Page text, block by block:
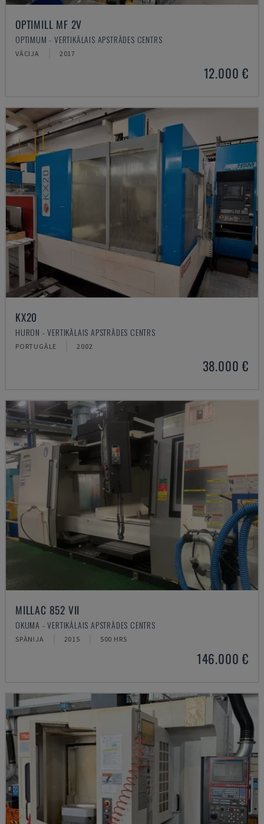
OPTIMILL MF 2V
OPTIMUM - VERTIKĀLAIS APSTRĀDES CENTRS
VĀCIJA 2017
12.000 €
KX20
HURON - VERTIKĀLAIS APSTRĀDES CENTRS
PORTUGĀLE 2002
38.000 €
MILLAC 852 VII
OKUMA - VERTIKĀLAIS APSTRĀDES CENTRS
SPĀNIJA 2015 500 HRS
146.000 €